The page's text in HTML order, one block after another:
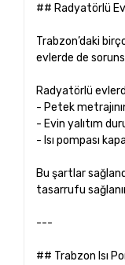
## Radyatörlü
Trabzon’daki
evlerde de
Radyatörlü
- Petek
- Evin yalıtım
- Isı pompası
Bu şartlar
tasarrufu
---
## Trabzon Isı